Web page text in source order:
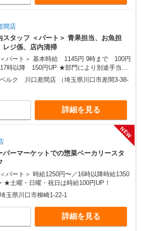
間店
＜パート＞ 青果担当、お魚担
レジ係、店内清掃
＜パート＞ 基本時給 1145円 9時まで 100円
時以降 150円UP ★部門により別途手当が
※22時以降 基本時給より25％UP
制度で時給UP！ ★パートは日・祝日は更
円UP！ 上記時間帯は募集時間ではあり
ん。募集時間は勤務時間・曜日欄でご確認く
。
ベルク 川口差間店 （埼玉県川口市差間3-38-
詳細を見る
NEW
パーマーケットでの惣菜ベーカリースタ
＜パート＞ 時給1250円〜／16時以降時給1350
円〜 ★土曜・日曜・祝日は時給100円UP！
埼玉県川口市柳崎1-22-1
詳細を見る